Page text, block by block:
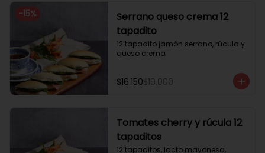
-15%
Serrano queso crema 12
tapadito
12 tapadito jamón serrano, rúcula y
queso crema
$16.150$19.000
Tomates cherry y rúcula 12
tapaditos
12 tapaditos, lacto mayonesa,